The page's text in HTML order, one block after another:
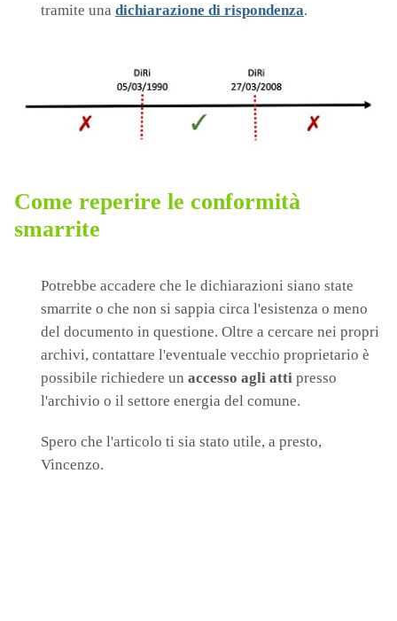
tramite una dichiarazione di rispondenza.
Come reperire le conformità
smarrite
Potrebbe accadere che le dichiarazioni siano state
smarrite o che non si sappia circa l'esistenza o meno
del documento in questione. Oltre a cercare nei propri
archivi, contattare l'eventuale vecchio proprietario è
possibile richiedere un accesso agli atti presso
l'archivio o il settore energia del comune.
Spero che l'articolo ti sia stato utile, a presto,
Vincenzo.